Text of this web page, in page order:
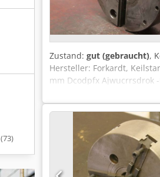
(73)
Zustand: gut (gebraucht),
Hersteller: Forkardt,
mm Dcodpfx Ajwucrrsdrok